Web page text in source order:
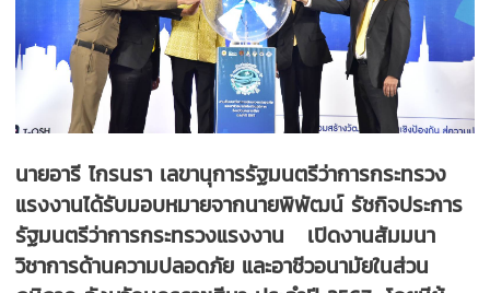
นายอารี ไกรนรา เลขานุการรัฐมนตรีว่าการกระทรวง
แรงงานได้รับมอบหมายจากนายพิพัฒน์ รัชกิจประการ
รัฐมนตรีว่าการกระทรวงแรงงาน เปิดงานสัมมนา
วิชาการด้านความปลอดภัย และอาชีวอนามัยในส่วน